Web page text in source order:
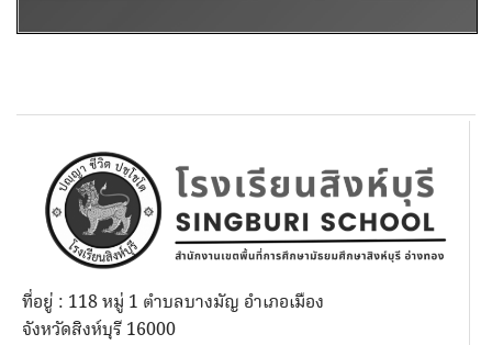
ที่อยู่ : 118 หมู่ 1 ตำบลบางมัญ อำเภอเมือง
จังหวัดสิงห์บุรี 16000